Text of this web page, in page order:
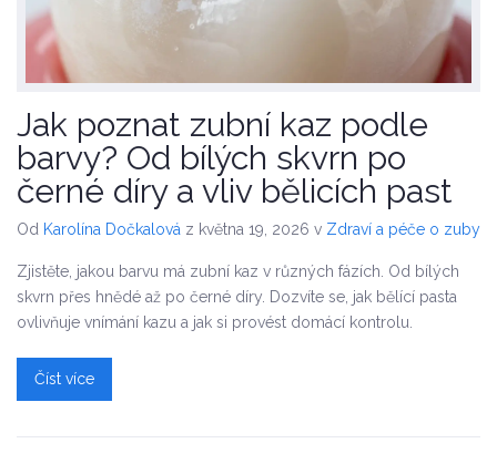
Jak poznat zubní kaz podle
barvy? Od bílých skvrn po
černé díry a vliv bělicích past
Od Karolína Dočkalová z května 19, 2026 v Zdraví a péče o zuby
Zjistěte, jakou barvu má zubní kaz v různých fázích. Od bílých
skvrn přes hnědé až po černé díry. Dozvíte se, jak bělící pasta
ovlivňuje vnímání kazu a jak si provést domácí kontrolu.
Číst více